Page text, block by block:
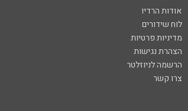
אודות הרדיו
לוח שידורים
מדיניות פרטיות
הצהרת נגישות
הרשמה לניוזלטר
צרו קשר